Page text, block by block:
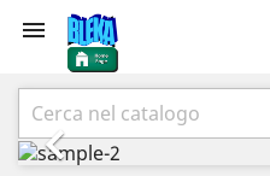


Precedente